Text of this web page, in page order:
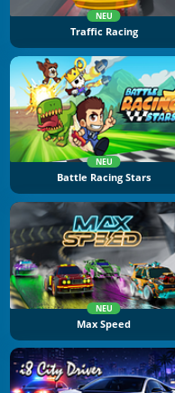
NEU
Traffic Racing
NEU
Battle Racing Stars
NEU
Max Speed